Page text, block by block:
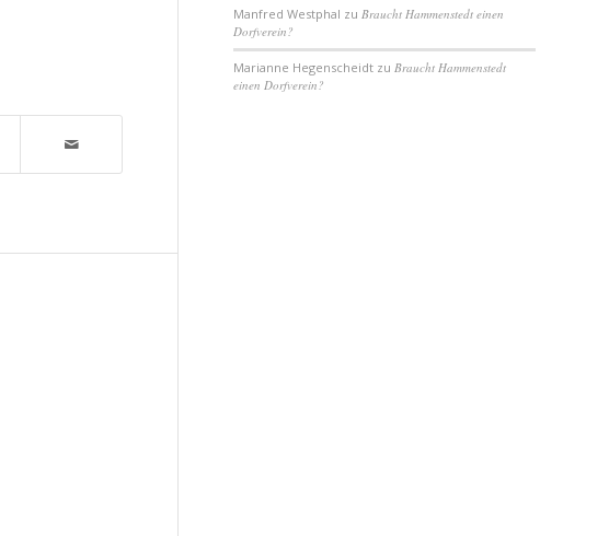
Manfred Westphal zuBraucht Hammenstedt einen
Dorfverein?
Marianne Hegenscheidt zuBraucht Hammenstedt
einen Dorfverein?